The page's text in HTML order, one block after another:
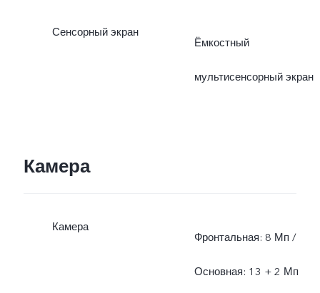
Сенсорный экран
Ёмкостный
мультисенсорный экран
Камера
Камера
Фронтальная: 8 Мп /
Основная: 13 + 2 Мп